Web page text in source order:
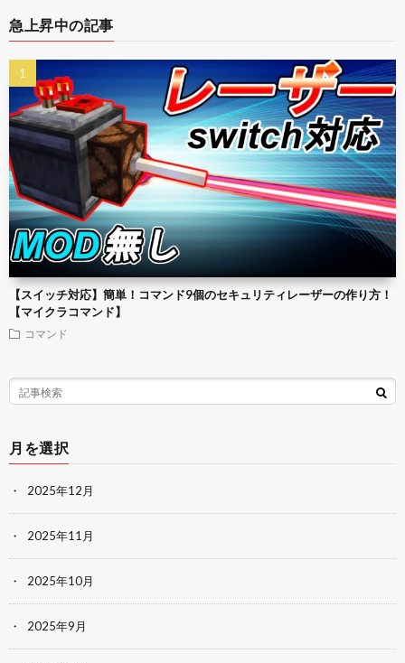
急上昇中の記事
【スイッチ対応】簡単！コマンド9個のセキュリティレーザーの作り方！
【マイクラコマンド】
コマンド
月を選択
2025年12月
2025年11月
2025年10月
2025年9月